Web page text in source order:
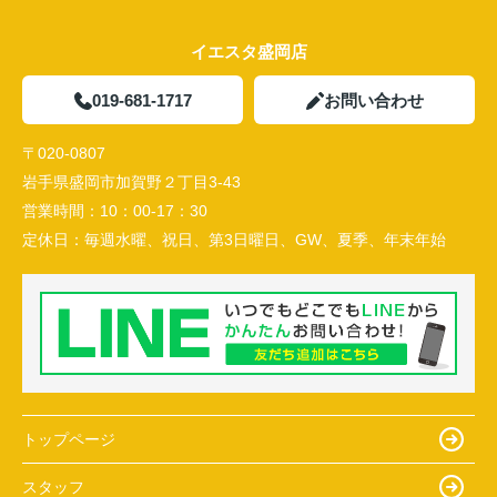
イエスタ盛岡店
019-681-1717 お問い合わせ
〒020-0807
岩手県盛岡市加賀野２丁目3-43
営業時間： 10：00-17：30
定休日： 毎週水曜、祝日、第3日曜日、GW、夏季、年末年始
トップページ
スタッフ